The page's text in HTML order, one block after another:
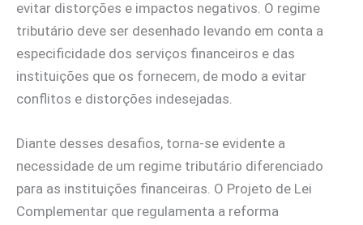
evitar distorções e impactos negativos. O regime
tributário deve ser desenhado levando em conta a
especificidade dos serviços financeiros e das
instituições que os fornecem, de modo a evitar
conflitos e distorções indesejadas.
Diante desses desafios, torna-se evidente a
necessidade de um regime tributário diferenciado
para as instituições financeiras. O Projeto de Lei
Complementar que regulamenta a reforma